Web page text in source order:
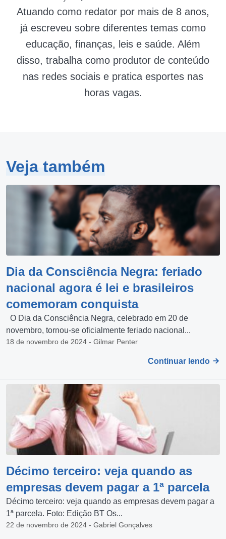
Atuando como redator por mais de 8 anos,
já escreveu sobre diferentes temas como
educação, finanças, leis e saúde. Além
disso, trabalha como produtor de conteúdo
nas redes sociais e pratica esportes nas
horas vagas.
Veja também
Dia da Consciência Negra: feriado
nacional agora é lei e brasileiros
comemoram conquista
O Dia da Consciência Negra, celebrado em 20 de
novembro, tornou-se oficialmente feriado nacional...
18 de novembro de 2024 - Gilmar Penter
Continuar lendo
Décimo terceiro: veja quando as
empresas devem pagar a 1ª parcela
Décimo terceiro: veja quando as empresas devem pagar a
1ª parcela. Foto: Edição BT Os...
22 de novembro de 2024 - Gabriel Gonçalves